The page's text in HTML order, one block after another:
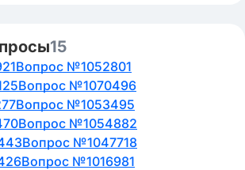
15
Вопрос №1052801
Вопрос №1070496
Вопрос №1053495
Вопрос №1054882
Вопрос №1047718
Вопрос №1016981